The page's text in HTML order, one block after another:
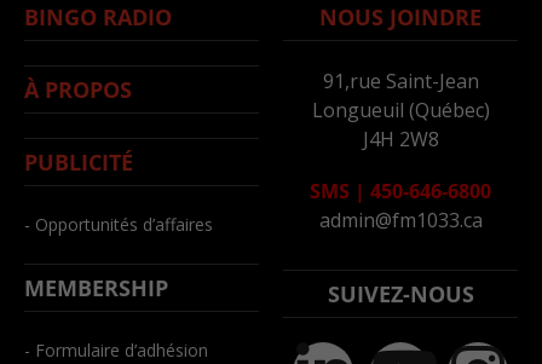
BINGO RADIO
À PROPOS
PUBLICITÉ
- Opportunités d’affaires
MEMBERSHIP
- Formulaire d’adhésion
NOUS JOINDRE
91,rue Saint-Jean
Longueuil (Québec)
J4H 2W8
SMS | 450-646-6800
admin@fm1033.ca
SUIVEZ-NOUS